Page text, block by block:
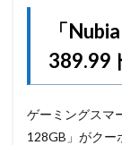
「
389.99
ゲーミングスマ
128GB」がクー